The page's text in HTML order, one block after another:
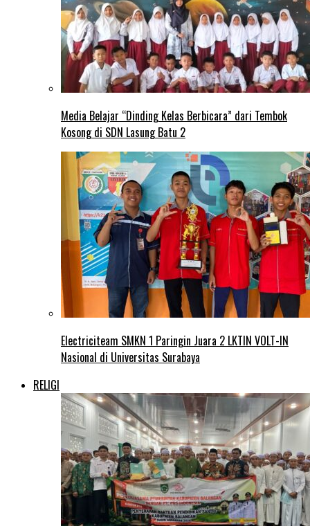
Media Belajar “Dinding Kelas Berbicara” dari Tembok
Kosong di SDN Lasung Batu 2
Electriciteam SMKN 1 Paringin Juara 2 LKTIN VOLT-IN
Nasional di Universitas Surabaya
RELIGI